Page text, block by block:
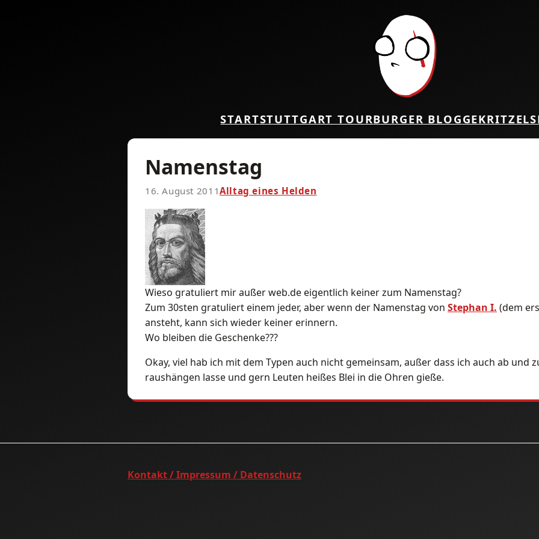
STARTSTUTTGART TOURBURGER BLOGGEKRITZEL
Namenstag
16. August 2011Alltag eines Helden
Wieso gratuliert mir außer web.de eigentlich keiner zum Namenstag?
Zum 30sten gratuliert einem jeder, aber wenn der Namenstag von Stephan I. (dem
ansteht, kann sich wieder keiner erinnern.
Wo bleiben die Geschenke???
Okay, viel hab ich mit dem Typen auch nicht gemeinsam, außer dass ich auch ab und
raushängen lasse und gern Leuten heißes Blei in die Ohren gieße.
Kontakt / Impressum / Datenschutz